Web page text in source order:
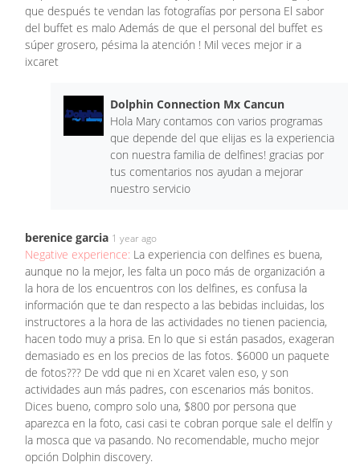
que después te vendan las fotografías por persona El sabor
del buffet es malo Además de que el personal del buffet es
súper grosero, pésima la atención ! Mil veces mejor ir a
ixcaret
Dolphin Connection Mx Cancun
Hola Mary contamos con varios programas
que depende del que elijas es la experiencia
con nuestra familia de delfines! gracias por
tus comentarios nos ayudan a mejorar
nuestro servicio
berenice garcia 1 year ago
Negative experience: La experiencia con delfines es buena,
aunque no la mejor, les falta un poco más de organización a
la hora de los encuentros con los delfines, es confusa la
información que te dan respecto a las bebidas incluidas, los
instructores a la hora de las actividades no tienen paciencia,
hacen todo muy a prisa. En lo que si están pasados, exageran
demasiado es en los precios de las fotos. $6000 un paquete
de fotos??? De vdd que ni en Xcaret valen eso, y son
actividades aun más padres, con escenarios más bonitos.
Dices bueno, compro solo una, $800 por persona que
aparezca en la foto, casi casi te cobran porque sale el delfín y
la mosca que va pasando. No recomendable, mucho mejor
opción Dolphin discovery.